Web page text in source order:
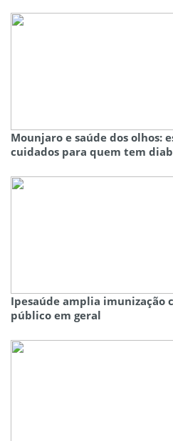
Mounjaro e saúde dos olhos:
cuidados para quem tem
Ipesaúde amplia imunização
público em geral